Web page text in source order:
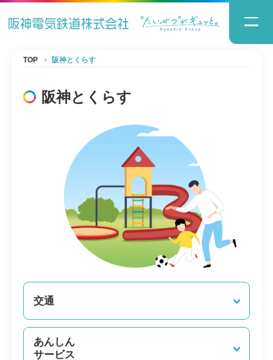
TOP 阪神とくらす
阪神とくらす
交通
あんしん
サービス